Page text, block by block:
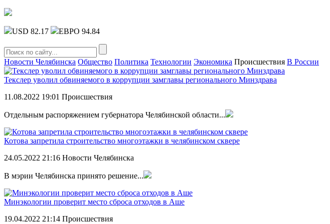
USD 82.17 ЕВРО 94.84
Новости Челябинска Общество Политика Технологии Экономика Происшествия В России
Текслер уволил обвиняемого в коррупции замглавы регионального Минздрава
11.08.2022 19:01 Происшествия
Отдельным распоряжением губернатора Челябинской области...
Котова запретила строительство многоэтажки в челябинском сквере
24.05.2022 21:16 Новости Челябинска
В мэрии Челябинска принято решение...
Минэкологии проверит место сброса отходов в Аше
19.04.2022 21:14 Происшествия